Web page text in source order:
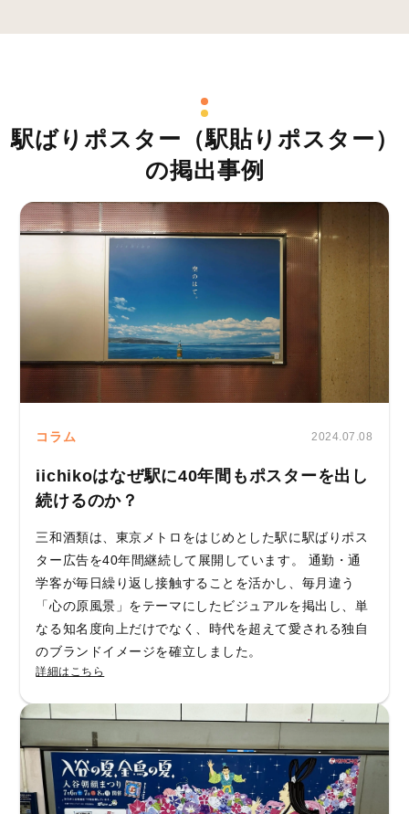
駅ばりポスター（駅貼りポスター）
の掲出事例
コラム 2024.07.08
iichikoはなぜ駅に40年間もポスターを出し
続けるのか？
三和酒類は、東京メトロをはじめとした駅に駅ばりポス
ター広告を40年間継続して展開しています。 通勤・通
学客が毎日繰り返し接触することを活かし、毎月違う
「心の原風景」をテーマにしたビジュアルを掲出し、単
なる知名度向上だけでなく、時代を超えて愛される独自
のブランドイメージを確立しました。
詳細はこちら